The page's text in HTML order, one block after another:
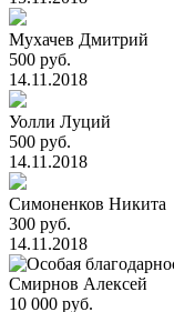
Мухачев Дмитрий
500 руб.
14.11.2018
Уолли Луций
500 руб.
14.11.2018
Симоненков Никита
300 руб.
14.11.2018
Смирнов Алексей
10 000 руб.